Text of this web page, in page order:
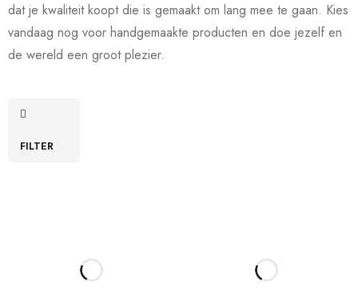
dat je kwaliteit koopt die is gemaakt om lang mee te gaan. Kies
vandaag nog voor handgemaakte producten en doe jezelf en
de wereld een groot plezier.
FILTER